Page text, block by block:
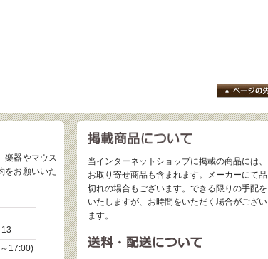
楽器やマウス
をお願いいた
17:00)
当インターネットショップに掲載の商品には、
お取り寄せ商品も含まれます。メーカーにて品
切れの場合もございます。できる限りの手配を
いたしますが、お時間をいただく場合がござい
ます。